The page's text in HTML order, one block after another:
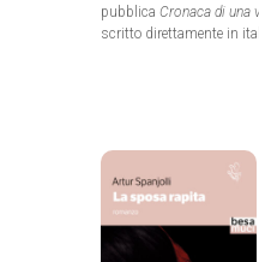
pubblica Cronaca di una
scritto direttamente in